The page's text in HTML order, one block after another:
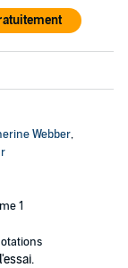
Webber,
1